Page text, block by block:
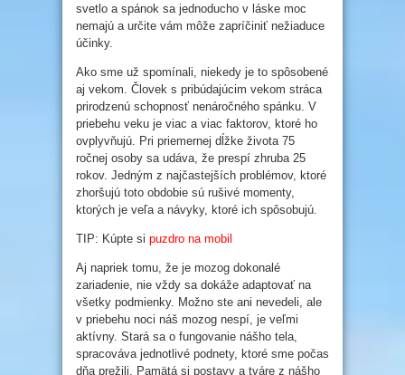
svetlo a spánok sa jednoducho v láske moc
nemajú a určite vám môže zapríčiniť nežiaduce
účinky.
Ako sme už spomínali, niekedy je to spôsobené
aj vekom. Človek s pribúdajúcim vekom stráca
prirodzenú schopnosť nenáročného spánku. V
priebehu veku je viac a viac faktorov, ktoré ho
ovplyvňujú. Pri priemernej dĺžke života 75
ročnej osoby sa udáva, že prespí zhruba 25
rokov. Jedným z najčastejších problémov, ktoré
zhoršujú toto obdobie sú rušivé momenty,
ktorých je veľa a návyky, ktoré ich spôsobujú.
TIP: Kúpte si puzdro na mobil
Aj napriek tomu, že je mozog dokonalé
zariadenie, nie vždy sa dokáže adaptovať na
všetky podmienky. Možno ste ani nevedeli, ale
v priebehu noci náš mozog nespí, je veľmi
aktívny. Stará sa o fungovanie nášho tela,
spracováva jednotlivé podnety, ktoré sme počas
dňa prežili. Pamätá si postavy a tváre z nášho